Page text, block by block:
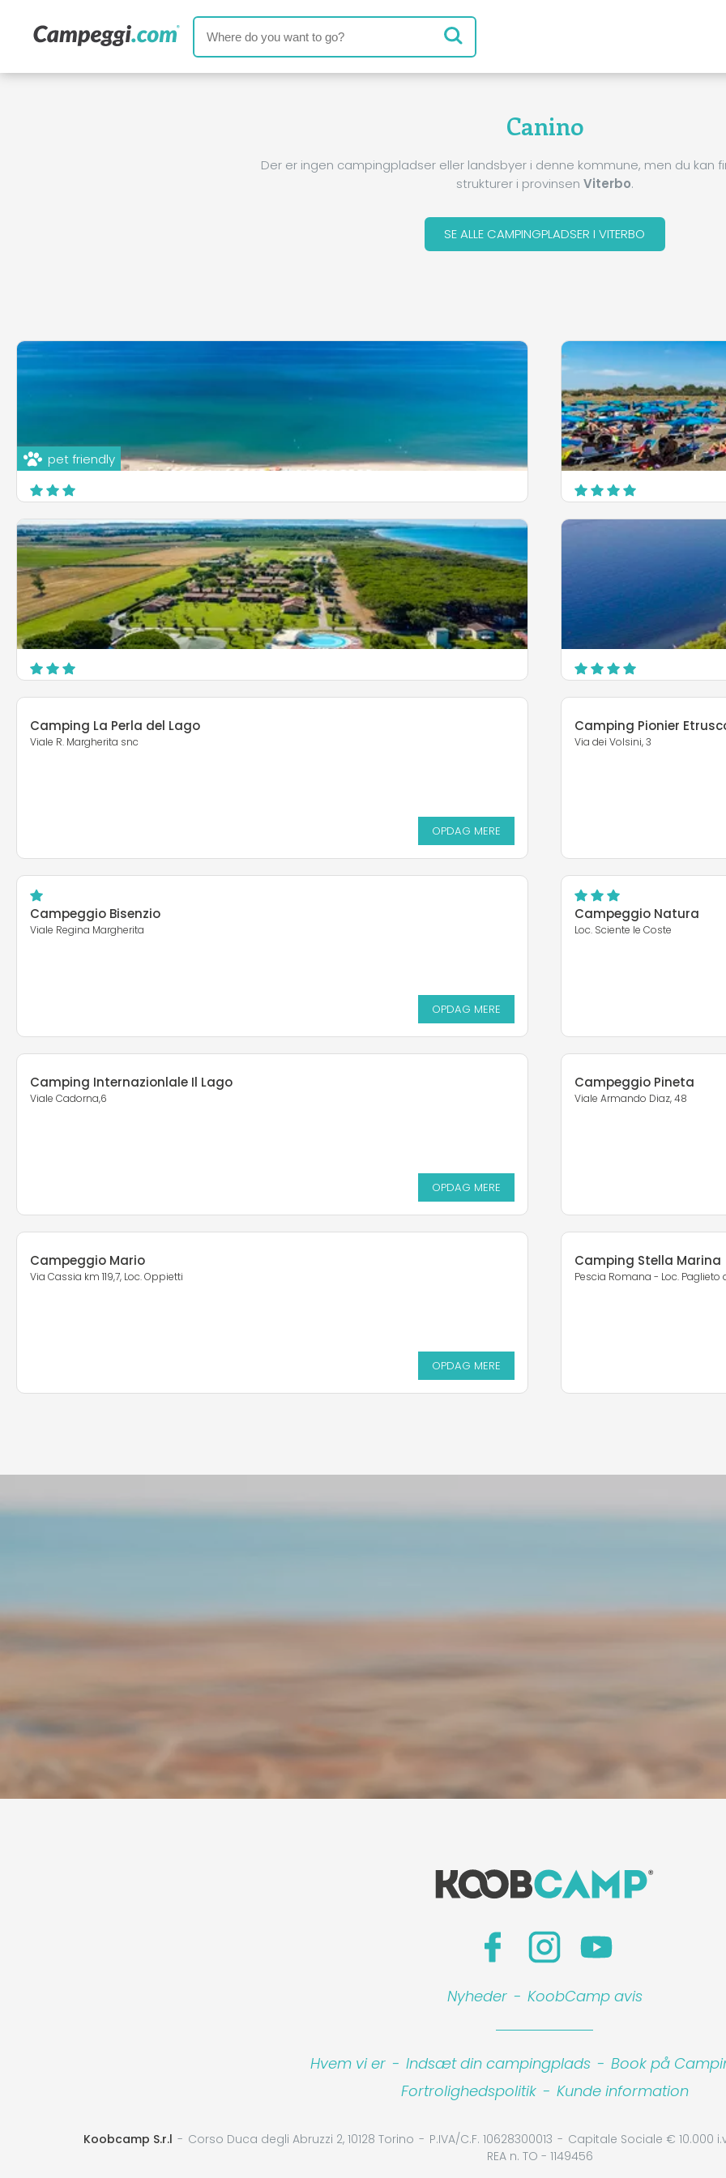
Canino
Der er ingen campingpladser eller landsbyer i denne kommune, men du kan
strukturer i provinsen Viterbo.
SE ALLE CAMPINGPLADSER I VITERBO
pet friendly
Loc. Cavallaro, Fraz. Pescia Romana
Montalto di Castro
OPDAG MERE
Montalto di Castro
Camping La Perla del Lago
Viale R. Margherita snc
OPDAG MERE
Camping Pionier
Via dei Volsini, 3
Campeggio Bisenzio
Viale Regina Margherita
OPDAG MERE
Campeggio Natura
Loc. Sciente le Coste
Camping Internazionlale Il Lago
Viale Cadorna,6
OPDAG MERE
Campeggio Pineta
Viale Armando Diaz, 48
Campeggio Mario
Via Cassia km 119,7, Loc. Oppietti
OPDAG MERE
Camping Stella Marina
Pescia Romana - Loc. Paglieto
Nyheder - KoobCamp avis
Hvem vi er - Indsæt din campingplads - Book på
Fortrolighedspolitik - Kunde information
Koobcamp S.r.l Corso Duca degli Abruzzi 2, 10128 Torino P.IVA/C.F. 10628300013 Capitale Sociale € 10.000
REA n. TO - 1149456